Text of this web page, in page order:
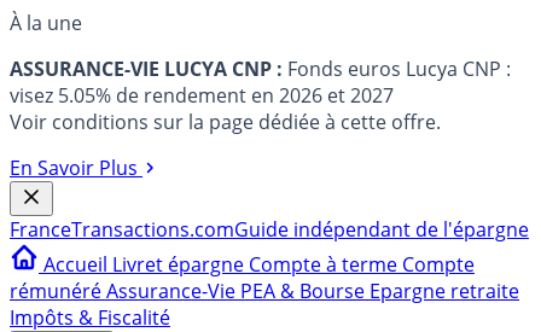
À la une
ASSURANCE-VIE LUCYA CNP : Fonds euros Lucya CNP :
visez 5.05% de rendement en 2026 et 2027
Voir conditions sur la page dédiée à cette offre.
En Savoir Plus
FranceTransactions.comGuide indépendant de l'épargne
Accueil Livret épargne Compte à terme Compte
rémunéréAssurance-Vie PEA & Bourse Epargne retraite
Impôts & Fiscalité